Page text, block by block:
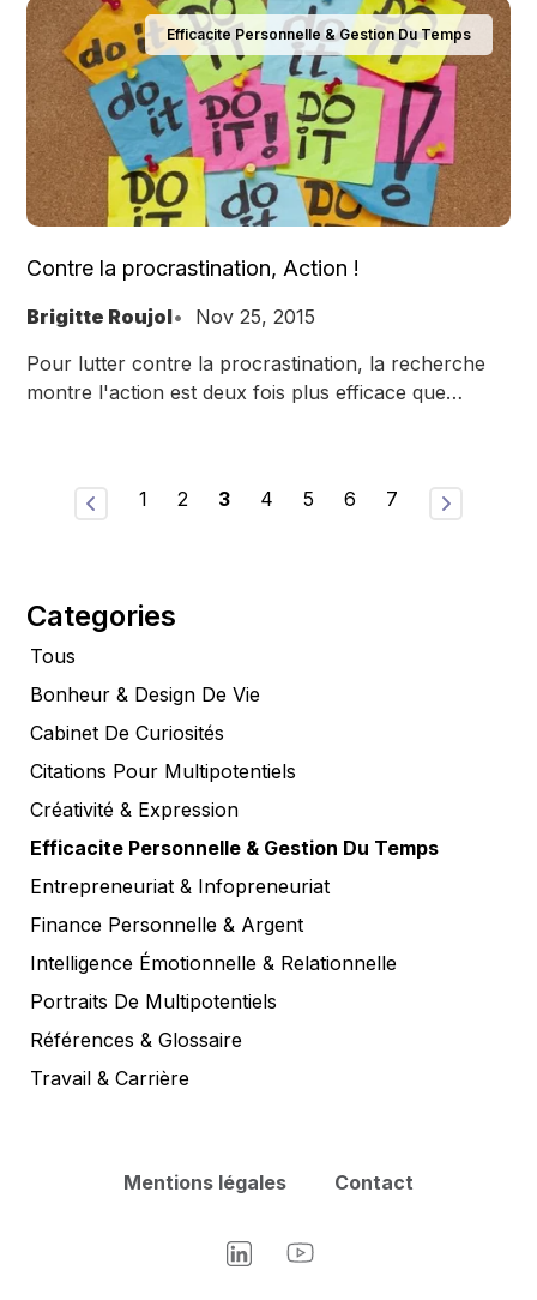
Efficacite Personnelle & Gestion Du Temps
Contre la procrastination, Action !
Brigitte Roujol
Nov 25, 2015
Pour lutter contre la procrastination, la recherche
montre l'action est deux fois plus efficace que
1 2 3 4 5 6 7
Categories
Tous
Bonheur & Design De Vie
Cabinet De Curiosités
Citations Pour Multipotentiels
Créativité & Expression
Efficacite Personnelle & Gestion Du Temps
Entrepreneuriat & Infopreneuriat
Finance Personnelle & Argent
Intelligence Émotionnelle & Relationnelle
Portraits De Multipotentiels
Références & Glossaire
Travail & Carrière
Mentions légales Contact
LinkedInYouTube